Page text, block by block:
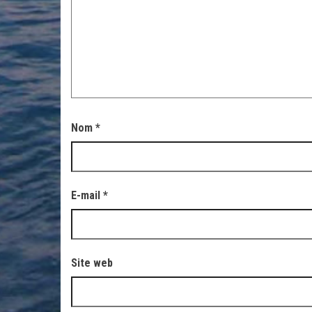
Nom *
E-mail *
Site web